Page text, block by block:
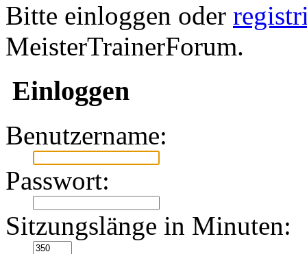
Bitte einloggen oder
MeisterTrainerForum.
Einloggen
Benutzername:
Passwort:
Sitzungslänge in Minuten: